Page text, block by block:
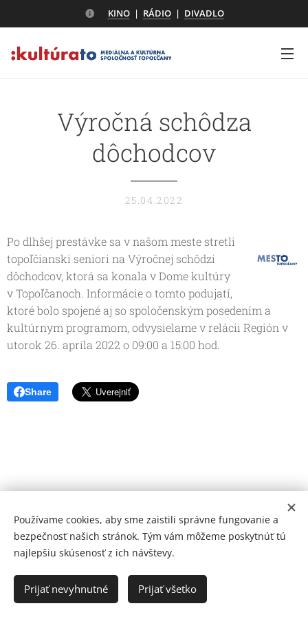
KINO| RÁDIO| DIVADLO
Výročná schôdza
dôchodcov
25.04.2022
Po dlhšej prestávke sa v našom meste stretli
topoľčianski seniori na Výročnej schôdzi
dôchodcov, ktorá sa konala v Dome kultúry
v Topoľčanoch. Informácie o tomto podujatí,
ktoré bolo spojené aj so spoločenským posedením a
kultúrnym programom, odvysielame v relácii Región v
utorok 26. apríla 2022 o 09:00 a 15:00 hod.
Share
© 2026 Mediálna a kultúrna spoločnosť Topoľčany, s.r.o.
Ochrana osobných údajov
www.kulturato.sk
Cookies
Používame cookies, aby sme zaistili správne fungovanie a
bezpečnosť našich stránok. Tým vám môžeme poskytnúť tú
najlepšiu skúsenosť z ich návštevy.
Prijať nevyhnutné Prijať všetko